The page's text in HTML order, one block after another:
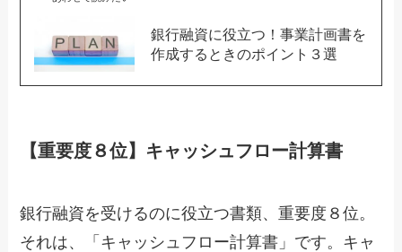
銀行融資に役立つ！事業計画書を
作成するときのポイント３選
【重要度８位】キャッシュフロー計算書
銀行融資を受けるのに役立つ書類、重要度８位。
それは、「キャッシュフロー計算書」です。キャ